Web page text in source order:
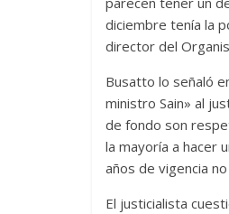
diciembre tenía la
director del
Busatto lo señaló
ministro Sain» al
de fondo son
la mayoría a hacer
años de vigencia
El justicialista